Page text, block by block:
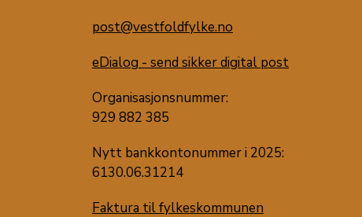
post@vestfoldfylke.no
eDialog - send sikker digital post
Organisasjonsnummer:
929 882 385
Nytt bankkontonummer i 2025:
6130.06.31214
Faktura til fylkeskommunen